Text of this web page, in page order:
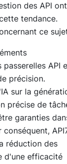
des API ont
tendance.
ce
API
précision.
sur la
précise de
garanties
réduction des
d'une efficacité